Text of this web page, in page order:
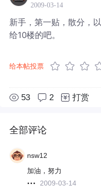
2009-03-14
新手，第一贴，散分，以
给10楼的吧。
给本帖投票
53 2 打赏
全部评论
nsw12
加油，努力
2009-03-14